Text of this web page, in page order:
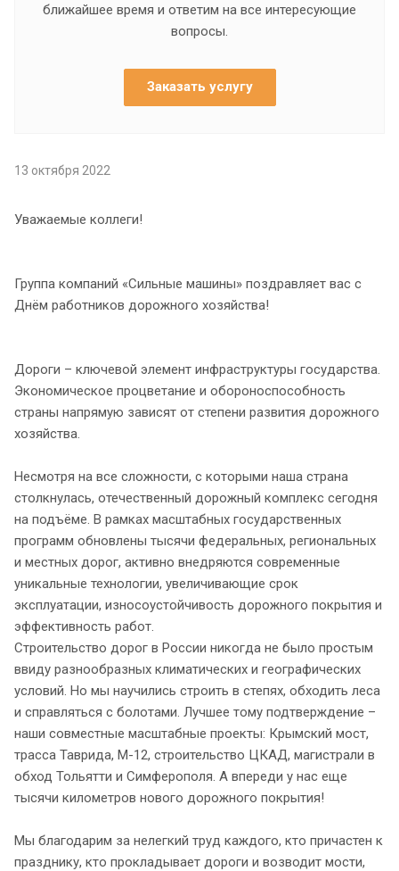
ближайшее время и ответим на все интересующие
вопросы.
Заказать услугу
13 октября 2022
Уважаемые коллеги!
Группа компаний «Сильные машины» поздравляет вас с
Днём работников дорожного хозяйства!
Дороги – ключевой элемент инфраструктуры государства.
Экономическое процветание и обороноспособность
страны напрямую зависят от степени развития дорожного
хозяйства.
Несмотря на все сложности, с которыми наша страна
столкнулась, отечественный дорожный комплекс сегодня
на подъёме. В рамках масштабных государственных
программ обновлены тысячи федеральных, региональных
и местных дорог, активно внедряются современные
уникальные технологии, увеличивающие срок
эксплуатации, износоустойчивость дорожного покрытия и
эффективность работ.
Строительство дорог в России никогда не было простым
ввиду разнообразных климатических и географических
условий. Но мы научились строить в степях, обходить леса
и справляться с болотами. Лучшее тому подтверждение –
наши совместные масштабные проекты: Крымский мост,
трасса Таврида, М-12, строительство ЦКАД, магистрали в
обход Тольятти и Симферополя. А впереди у нас еще
тысячи километров нового дорожного покрытия!
Мы благодарим за нелегкий труд каждого, кто причастен к
празднику, кто прокладывает дороги и возводит мости,